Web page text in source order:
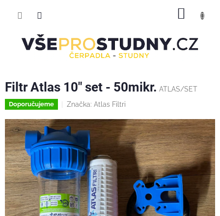
Filtr Atlas 10" set - 50mikr. ATLAS/SET
Doporučujeme Značka: Atlas Filtri